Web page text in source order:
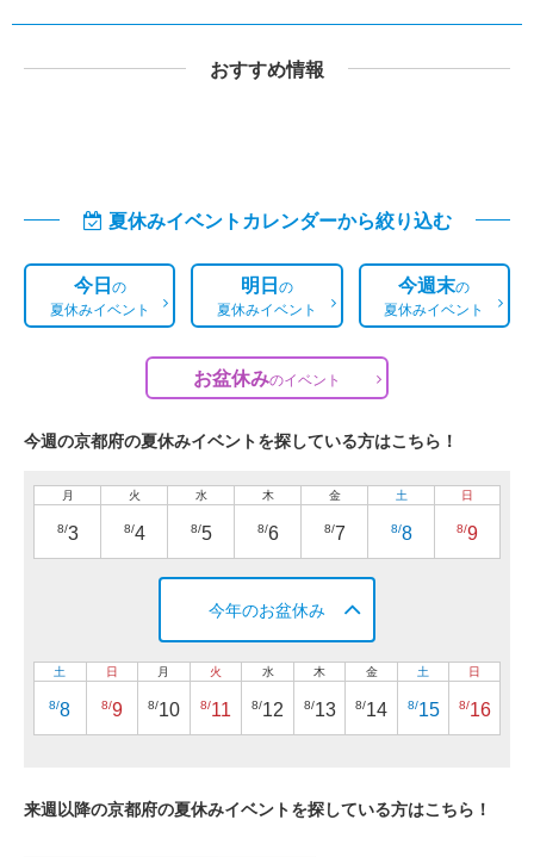
おすすめ情報
夏休みイベントカレンダーから絞り込む
今日の
夏休みイベント
明日の
夏休みイベント
今週末の
夏休みイベント
お盆休みのイベント
今週の京都府の夏休みイベントを探している方はこちら！
月
8/3
火
8/4
水
8/5
木
8/6
金
8/7
土
8/8
日
8/9
今年のお盆休み
土
8/8
日
8/9
月
8/10
火
8/11
水
8/12
木
8/13
金
8/14
土
8/15
日
8/16
来週以降の京都府の夏休みイベントを探している方はこちら！